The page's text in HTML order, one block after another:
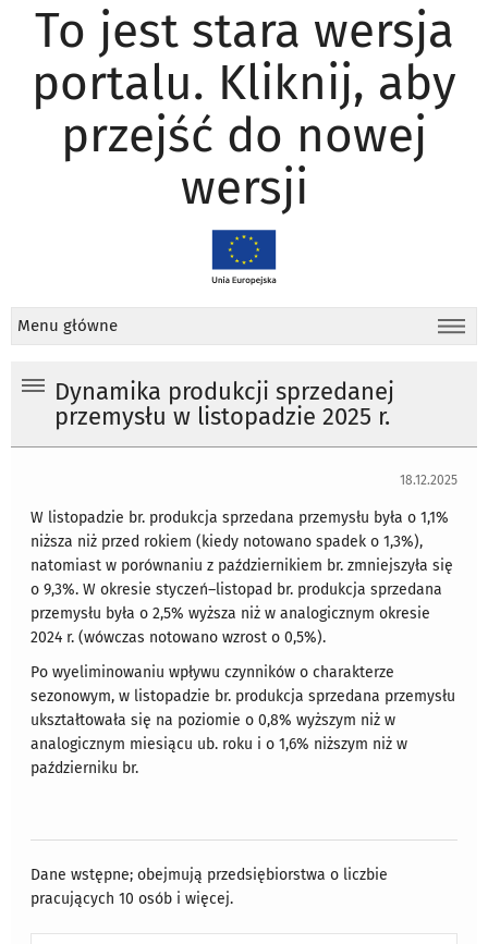
To jest stara wersja
portalu. Kliknij, aby
przejść do nowej
wersji
Menu główne
Dynamika produkcji sprzedanej
przemysłu w listopadzie 2025 r.
18.12.2025
W listopadzie br. produkcja sprzedana przemysłu była o 1,1%
niższa niż przed rokiem (kiedy notowano spadek o 1,3%),
natomiast w porównaniu z październikiem br. zmniejszyła się
o 9,3%. W okresie styczeń–listopad br. produkcja sprzedana
przemysłu była o 2,5% wyższa niż w analogicznym okresie
2024 r. (wówczas notowano wzrost o 0,5%).
Po wyeliminowaniu wpływu czynników o charakterze
sezonowym, w listopadzie br. produkcja sprzedana przemysłu
ukształtowała się na poziomie o 0,8% wyższym niż w
analogicznym miesiącu ub. roku i o 1,6% niższym niż w
październiku br.
Dane wstępne; obejmują przedsiębiorstwa o liczbie
pracujących 10 osób i więcej.